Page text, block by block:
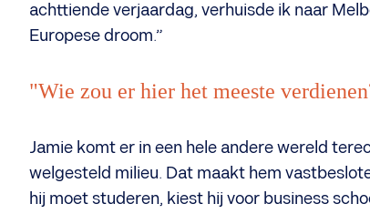
achttiende verjaardag, verhuisde ik naar
Europese droom.”
"Wie zou er hier het meeste
Jamie komt er in een hele andere wereld
welgesteld milieu. Dat maakt hem
hij moet studeren, kiest hij voor business